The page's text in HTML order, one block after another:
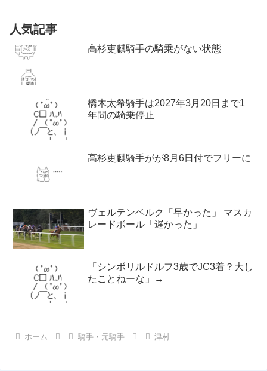
人気記事
高杉吏麒騎手の騎乗がない状態
橋木太希騎手は2027年3月20日まで1
年間の騎乗停止
高杉吏麒騎手がが8月6日付でフリーに
ヴェルテンベルク「早かった」 マスカ
レードボール「遅かった」
「シンボリルドルフ3歳でJC3着？大し
たことねーな」→
ホーム 騎手・元騎手 津村